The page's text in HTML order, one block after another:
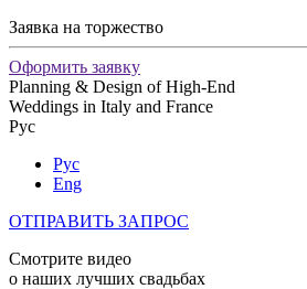
Заявка на торжество
Оформить заявку
Planning & Design of High-End
Weddings in Italy and France
Рус
Рус
Eng
ОТПРАВИТЬ ЗАПРОС
Cмотрите видео
о наших лучших свадьбах